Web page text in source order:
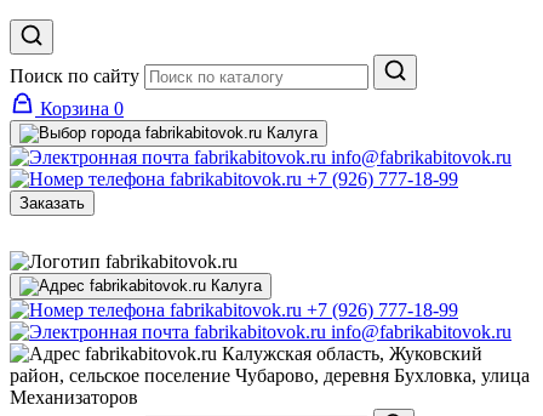
Поиск по сайту
Корзина 0
Калуга
info@fabrikabitovok.ru
+7 (926) 777-18-99
Заказать
Калуга
+7 (926) 777-18-99
info@fabrikabitovok.ru
Калужская область, Жуковский
район, сельское поселение Чубарово, деревня Бухловка, улица
Механизаторов